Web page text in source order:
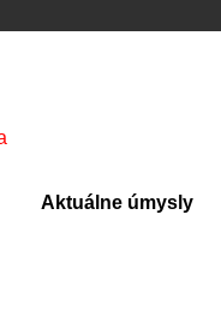
Aktuálne úmysly